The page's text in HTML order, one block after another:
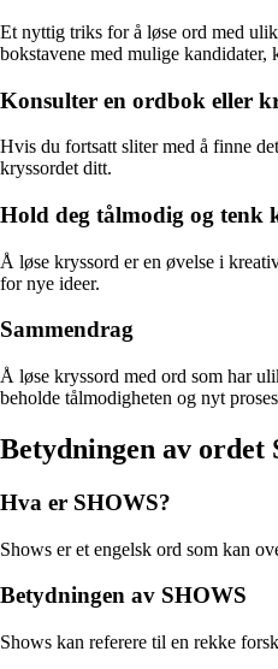
Et nyttig triks for å løse ord med
bokstavene med mulige
Konsulter en ordbok eller
Hvis du fortsatt sliter med å finne
kryssordet ditt.
Hold deg tålmodig og tenk
Å løse kryssord er en øvelse i
for nye ideer.
Sammendrag
Å løse kryssord med ord som har
beholde tålmodigheten og nyt
Betydningen av ordet
Hva er SHOWS?
Shows er et engelsk ord som kan
Betydningen av SHOWS
Shows kan referere til en rekke